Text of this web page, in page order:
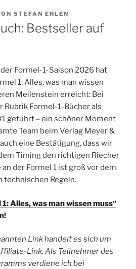
STEFAN EHLEN
Bestseller auf
Formel-1-Saison 2026 hat
1: Alles, was man wissen
Meilenstein erreicht: Bei
Rubrik Formel-1-Bücher als
geführt – ein schöner Moment
Team beim Verlag Meyer &
eine Bestätigung, dass wir
Timing den richtigen Riecher
der Formel 1 ist groß vor dem
technischen Regeln.
Alles, was man wissen muss“
Link handelt es sich um
Link. Als Teilnehmer des
verdiene ich bei